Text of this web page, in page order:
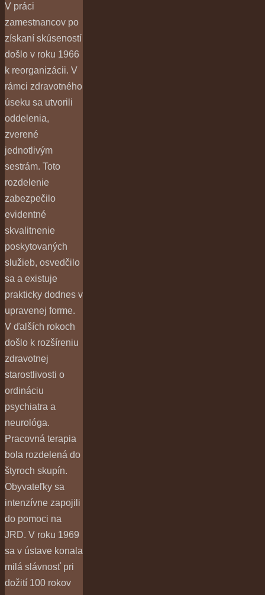
V práci
zamestnancov po
získaní skúseností
došlo v roku 1966
k reorganizácii. V
rámci zdravotného
úseku sa utvorili
oddelenia,
zverené
jednotlivým
sestrám. Toto
rozdelenie
zabezpečilo
evidentné
skvalitnenie
poskytovaných
služieb, osvedčilo
sa a existuje
prakticky dodnes v
upravenej forme.
V ďalších rokoch
došlo k rozšíreniu
zdravotnej
starostlivosti o
ordináciu
psychiatra a
neurológa.
Pracovná terapia
bola rozdelená do
štyroch skupín.
Obyvateľky sa
intenzívne zapojili
do pomoci na
JRD. V roku 1969
sa v ústave konala
milá slávnosť pri
dožití 100 rokov